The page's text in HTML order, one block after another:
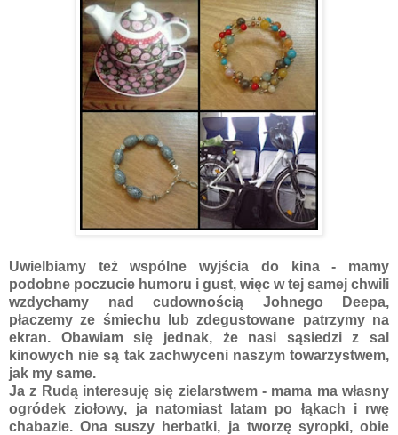
Uwielbiamy też wspólne wyjścia do kina - mamy
podobne poczucie humoru i gust, więc w tej samej chwili
wzdychamy nad cudownością Johnego Deepa,
płaczemy ze śmiechu lub zdegustowane patrzymy na
ekran. Obawiam się jednak, że nasi sąsiedzi z sal
kinowych nie są tak zachwyceni naszym towarzystwem,
jak my same.
Ja z Rudą interesuję się zielarstwem - mama ma własny
ogródek ziołowy, ja natomiast latam po łąkach i rwę
chabazie. Ona suszy herbatki, ja tworzę syropki, obie